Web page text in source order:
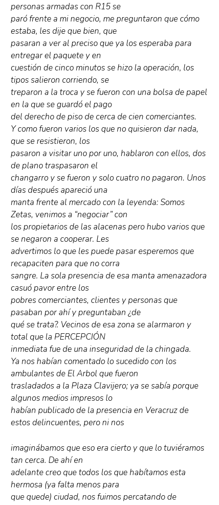
personas armadas con R15 se
paró frente a mi negocio, me preguntaron que cómo
estaba, les dije que bien, que
pasaran a ver al preciso que ya los esperaba para
entregar el paquete y en
cuestión de cinco minutos se hizo la operación, los
tipos salieron corriendo, se
treparon a la troca y se fueron con una bolsa de papel
en la que se guardó el pago
del derecho de piso de cerca de cien comerciantes.
Y como fueron varios los que no quisieron dar nada,
que se resistieron, los
pasaron a visitar uno por uno, hablaron con ellos, dos
de plano traspasaron el
changarro y se fueron y solo cuatro no pagaron. Unos
días después apareció una
manta frente al mercado con la leyenda: Somos
Zetas, venimos a “negociar” con
los propietarios de las alacenas pero hubo varios que
se negaron a cooperar. Les
advertimos lo que les puede pasar esperemos que
recapaciten para que no corra
sangre. La sola presencia de esa manta amenazadora
casuó pavor entre los
pobres comerciantes, clientes y personas que
pasaban por ahí y preguntaban ¿de
qué se trata?. Vecinos de esa zona se alarmaron y
total que la PERCEPCIÓN
inmediata fue de una inseguridad de la chingada.
Ya nos habían comentado lo sucedido con los
ambulantes de El Arbol que fueron
trasladados a la Plaza Clavijero; ya se sabía porque
algunos medios impresos lo
habían publicado de la presencia en Veracruz de
estos delincuentes, pero ni nos
imaginábamos que eso era cierto y que lo tuviéramos
tan cerca. De ahí en
adelante creo que todos los que habítamos esta
hermosa (ya falta menos para
que quede) ciudad, nos fuimos percatando de